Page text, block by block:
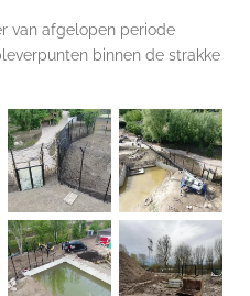
van afgelopen periode
binnen de strakke